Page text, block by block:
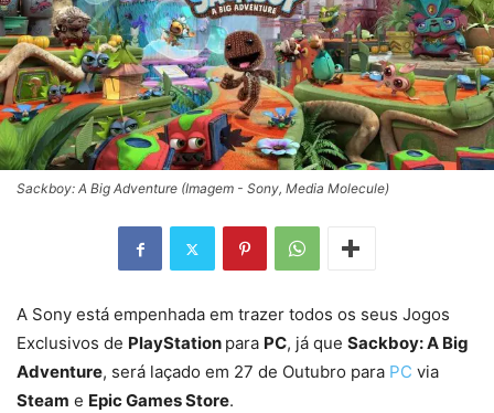
Sackboy: A Big Adventure (Imagem - Sony, Media Molecule)
A Sony está empenhada em trazer todos os seus Jogos
Exclusivos de PlayStation para PC, já que Sackboy: A Big
Adventure, será laçado em 27 de Outubro para PC via
Steam e Epic Games Store.